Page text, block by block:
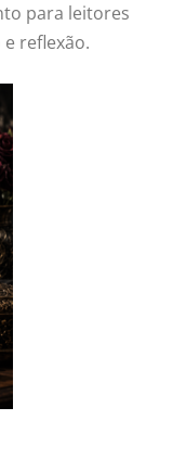
para leitores
reflexão.